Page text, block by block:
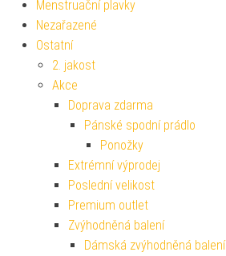
Menstruační plavky
Nezařazené
Ostatní
2. jakost
Akce
Doprava zdarma
Pánské spodní prádlo
Ponožky
Extrémní výprodej
Poslední velikost
Premium outlet
Zvýhodněná balení
Dámská zvýhodněná balení